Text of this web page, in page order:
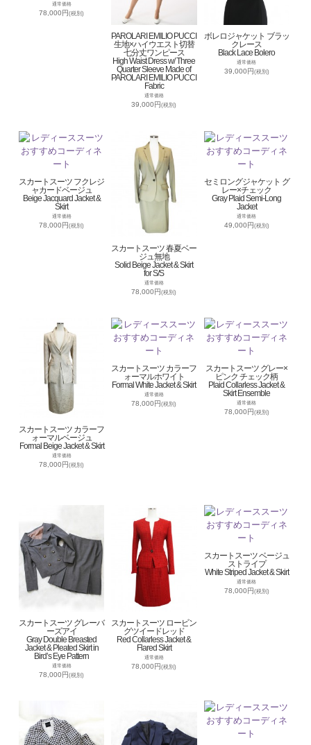
通常価格
78,000円(税別)
PAROLARI EMILIO PUCCI
生地×ハイウエスト切替
七分丈ワンピース
High Waist Dress w/ Three
Quarter Sleeve Made of
PAROLARI EMILIO PUCCI
Fabric
通常価格
39,000円(税別)
ボレロジャケット ブラッ
クレース
Black Lace Bolero
通常価格
39,000円(税別)
スカートスーツ フクレジ
ャカードベージュ
Beige Jacquard Jacket &
Skirt
通常価格
78,000円(税別)
スカートスーツ 春夏ベー
ジュ無地
Solid Beige Jacket & Skirt
for S/S
通常価格
78,000円(税別)
セミロングジャケット グ
レー×チェック
Gray Plaid Semi-Long
Jacket
通常価格
49,000円(税別)
スカートスーツ カラーフ
ォーマルベージュ
Formal Beige Jacket & Skirt
通常価格
78,000円(税別)
スカートスーツ カラーフ
ォーマルホワイト
Formal White Jacket & Skirt
通常価格
78,000円(税別)
スカートスーツ グレー×
ピンク チェック柄
Plaid Collarless Jacket &
Skirt Ensemble
通常価格
78,000円(税別)
スカートスーツ グレーバ
ーズアイ
Gray Double Breasted
Jacket & Pleated Skirt in
Bird’s Eye Pattern
通常価格
78,000円(税別)
スカートスーツ ロービン
グツイードレッド
Red Collarless Jacket &
Flared Skirt
通常価格
78,000円(税別)
スカートスーツ ベージュ
ストライプ
White Striped Jacket & Skirt
通常価格
78,000円(税別)